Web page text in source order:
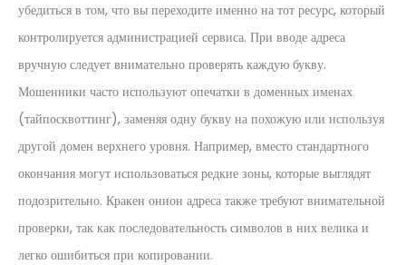
убедиться в том, что вы переходите именно на тот ресурс, который
контролируется администрацией сервиса. При вводе адреса
вручную следует внимательно проверять каждую букву.
Мошенники часто используют опечатки в доменных именах
(тайпосквоттинг), заменяя одну букву на похожую или используя
другой домен верхнего уровня. Например, вместо стандартного
окончания могут использоваться редкие зоны, которые выглядят
подозрительно. Кракен онион адреса также требуют внимательной
проверки, так как последовательность символов в них велика и
легко ошибиться при копировании.